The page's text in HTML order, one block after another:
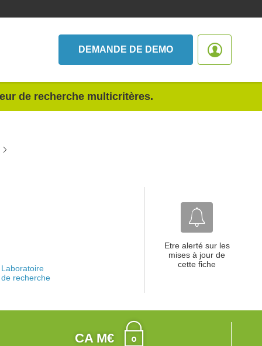
DEMANDE DE DEMO
de recherche multicritères.
Laboratoire
de recherche
Etre alerté sur les
mises à jour de
cette fiche
CA M€